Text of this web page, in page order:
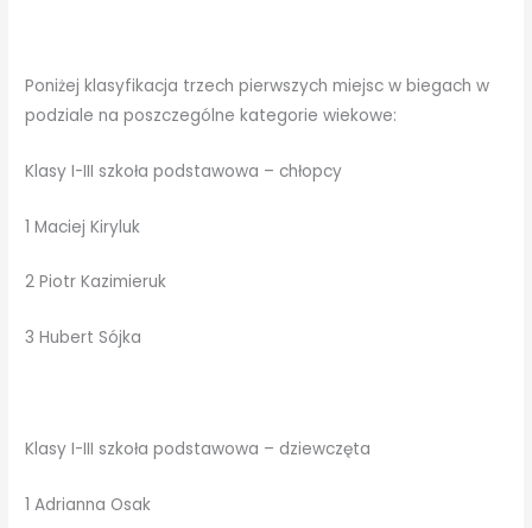
Poniżej klasyfikacja trzech pierwszych miejsc w biegach w
podziale na poszczególne kategorie wiekowe:
Klasy I-III szkoła podstawowa – chłopcy
1 Maciej Kiryluk
2 Piotr Kazimieruk
3 Hubert Sójka
Klasy I-III szkoła podstawowa – dziewczęta
1 Adrianna Osak